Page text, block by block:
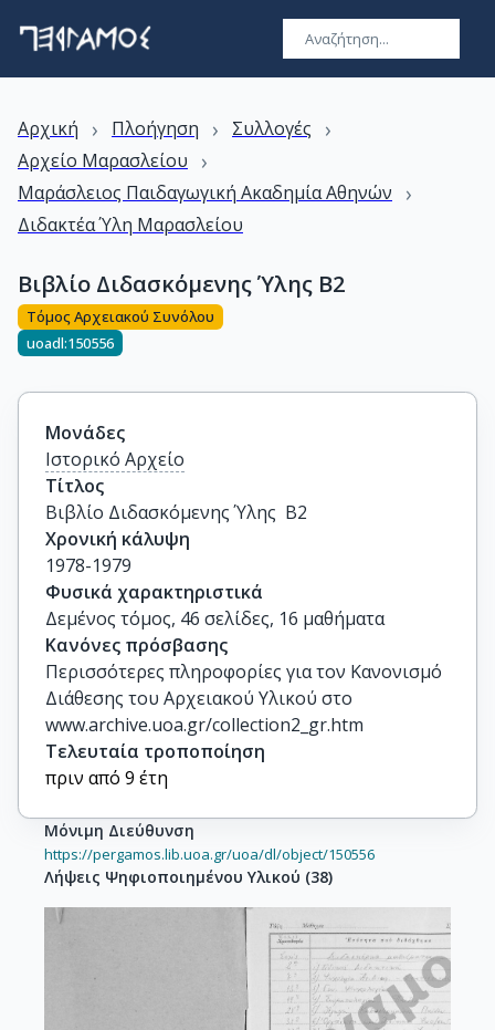
Αρχική › Πλοήγηση › Συλλογές ›
Αρχείο Μαρασλείου ›
Μαράσλειος Παιδαγωγική Ακαδημία Αθηνών ›
Διδακτέα Ύλη Μαρασλείου
Βιβλίο Διδασκόμενης Ύλης Β2
Τόμος Αρχειακού Συνόλου
uoadl:150556
Μονάδες
Ιστορικό Αρχείο
Τίτλος
Βιβλίο Διδασκόμενης Ύλης  Β2
Χρονική κάλυψη
1978-1979
Φυσικά χαρακτηριστικά
Δεμένος τόμος, 46 σελίδες, 16 μαθήματα
Κανόνες πρόσβασης
Περισσότερες πληροφορίες για τον Κανονισμό
Διάθεσης του Αρχειακού Υλικού στο
www.archive.uoa.gr/collection2_gr.htm
Τελευταία τροποποίηση
πριν από 9 έτη
Μόνιμη Διεύθυνση
https://pergamos.lib.uoa.gr/uoa/dl/object/150556
Λήψεις Ψηφιοποιημένου Υλικού (38)